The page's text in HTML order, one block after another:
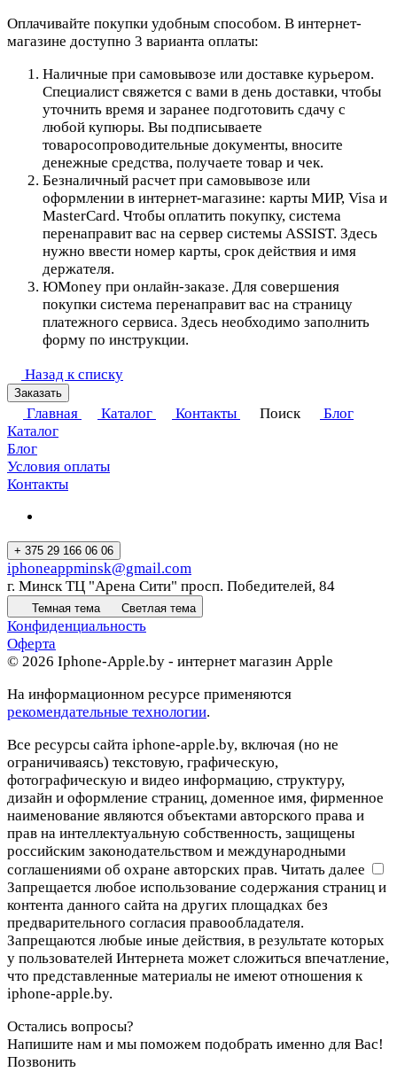
Оплачивайте покупки удобным способом. В интернет-
магазине доступно 3 варианта оплаты:
Наличные при самовывозе или доставке курьером.
Специалист свяжется с вами в день доставки, чтобы
уточнить время и заранее подготовить сдачу с
любой купюры. Вы подписываете
товаросопроводительные документы, вносите
денежные средства, получаете товар и чек.
Безналичный расчет при самовывозе или
оформлении в интернет-магазине: карты МИР, Visa и
MasterCard. Чтобы оплатить покупку, система
перенаправит вас на сервер системы ASSIST. Здесь
нужно ввести номер карты, срок действия и имя
держателя.
ЮMoney при онлайн-заказе. Для совершения
покупки система перенаправит вас на страницу
платежного сервиса. Здесь необходимо заполнить
форму по инструкции.
Назад к списку
Заказать
Главная Каталог Контакты Поиск
Блог
Каталог
Блог
Условия оплаты
Контакты
+ 375 29 166 06 06
iphoneappminsk@gmail.com
г. Минск ТЦ "Арена Сити" просп. Победителей, 84
Темная тема Светлая тема
Конфиденциальность
Оферта
© 2026 Iphone-Apple.by - интернет магазин Apple
На информационном ресурсе применяются
рекомендательные технологии.
Все ресурсы сайта iphone-apple.by, включая (но не
ограничиваясь) текстовую, графическую,
фотографическую и видео информацию, структуру,
дизайн и оформление страниц, доменное имя, фирменное
наименование являются объектами авторского права и
прав на интеллектуальную собственность, защищены
российским законодательством и международными
соглашениями об охране авторских прав. Читать далее
Запрещается любое использование содержания страниц и
контента данного сайта на других площадках без
предварительного согласия правообладателя.
Запрещаются любые иные действия, в результате которых
у пользователей Интернета может сложиться впечатление,
что представленные материалы не имеют отношения к
iphone-apple.by.
Остались вопросы?
Напишите нам и мы поможем подобрать именно для Вас!
Позвонить